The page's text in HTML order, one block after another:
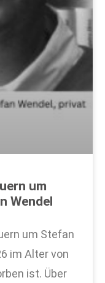
um
Wendel
um Stefan
im Alter von
ist. Über